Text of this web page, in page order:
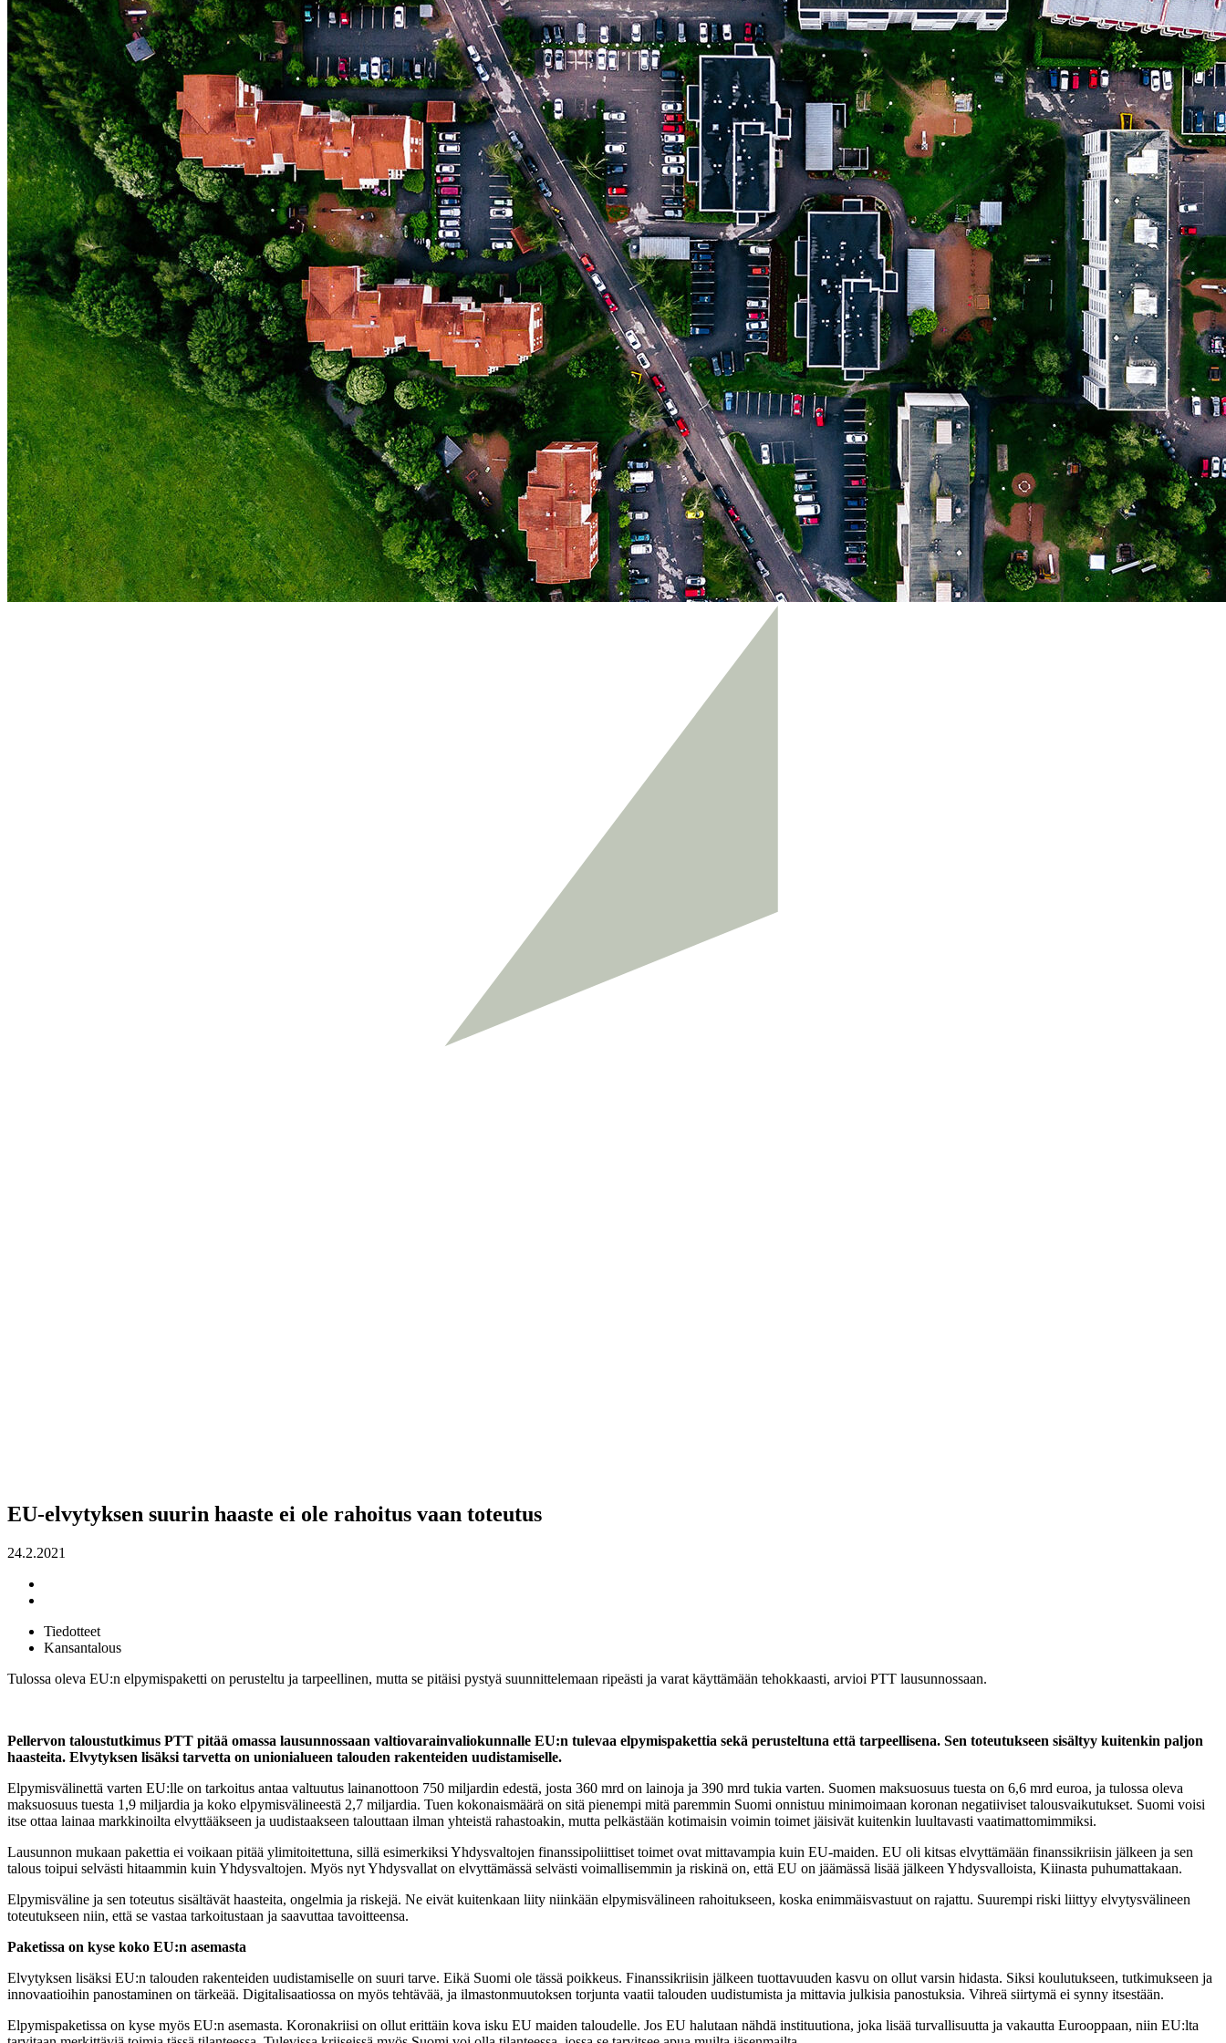
EU-elvytyksen suurin haaste ei ole rahoitus vaan toteutus
24.2.2021
Tiedotteet
Kansantalous
Tulossa oleva EU:n elpymispaketti on perusteltu ja tarpeellinen, mutta se pitäisi pystyä suunnittelemaan ripeästi ja varat käyttämään tehokkaasti, arvioi PTT lausunnossaan.
Pellervon taloustutkimus PTT pitää omassa lausunnossaan valtiovarainvaliokunnalle EU:n tulevaa elpymispakettia sekä perusteltuna että tarpeellisena. Sen toteutukseen sisältyy kuitenkin paljon
haasteita. Elvytyksen lisäksi tarvetta on unionialueen talouden rakenteiden uudistamiselle.
Elpymisvälinettä varten EU:lle on tarkoitus antaa valtuutus lainanottoon 750 miljardin edestä, josta 360 mrd on lainoja ja 390 mrd tukia varten. Suomen maksuosuus tuesta on 6,6 mrd euroa, ja tulossa oleva
maksuosuus tuesta 1,9 miljardia ja koko elpymisvälineestä 2,7 miljardia. Tuen kokonaismäärä on sitä pienempi mitä paremmin Suomi onnistuu minimoimaan koronan negatiiviset talousvaikutukset. Suomi voisi
itse ottaa lainaa markkinoilta elvyttääkseen ja uudistaakseen talouttaan ilman yhteistä rahastoakin, mutta pelkästään kotimaisin voimin toimet jäisivät kuitenkin luultavasti vaatimattomimmiksi.
Lausunnon mukaan pakettia ei voikaan pitää ylimitoitettuna, sillä esimerkiksi Yhdysvaltojen finanssipoliittiset toimet ovat mittavampia kuin EU-maiden. EU oli kitsas elvyttämään finanssikriisin jälkeen ja sen
talous toipui selvästi hitaammin kuin Yhdysvaltojen. Myös nyt Yhdysvallat on elvyttämässä selvästi voimallisemmin ja riskinä on, että EU on jäämässä lisää jälkeen Yhdysvalloista, Kiinasta puhumattakaan.
Elpymisväline ja sen toteutus sisältävät haasteita, ongelmia ja riskejä. Ne eivät kuitenkaan liity niinkään elpymisvälineen rahoitukseen, koska enimmäisvastuut on rajattu. Suurempi riski liittyy elvytysvälineen
toteutukseen niin, että se vastaa tarkoitustaan ja saavuttaa tavoitteensa.
Paketissa on kyse koko EU:n asemasta
Elvytyksen lisäksi EU:n talouden rakenteiden uudistamiselle on suuri tarve. Eikä Suomi ole tässä poikkeus. Finanssikriisin jälkeen tuottavuuden kasvu on ollut varsin hidasta. Siksi koulutukseen, tutkimukseen ja
innovaatioihin panostaminen on tärkeää. Digitalisaatiossa on myös tehtävää, ja ilmastonmuutoksen torjunta vaatii talouden uudistumista ja mittavia julkisia panostuksia. Vihreä siirtymä ei synny itsestään.
Elpymispaketissa on kyse myös EU:n asemasta. Koronakriisi on ollut erittäin kova isku EU maiden taloudelle. Jos EU halutaan nähdä instituutiona, joka lisää turvallisuutta ja vakautta Eurooppaan, niin EU:lta